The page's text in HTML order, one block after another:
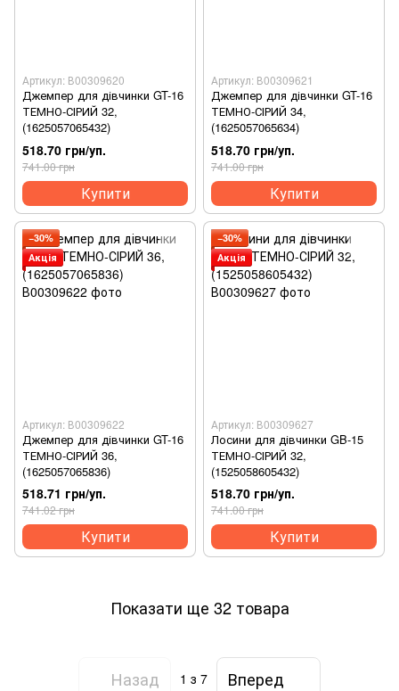
Артикул: В00309620
Джемпер для дівчинки GT-16
ТЕМНО-СІРИЙ 32,
(1625057065432)
518.70 грн/уп.
741.00 грн
Купити
Артикул: В00309621
Джемпер для дівчинки GT-16
ТЕМНО-СІРИЙ 34,
(1625057065634)
518.70 грн/уп.
741.00 грн
Купити
−30%
Акція
Артикул: В00309622
Джемпер для дівчинки GT-16
ТЕМНО-СІРИЙ 36,
(1625057065836)
518.71 грн/уп.
741.02 грн
Купити
−30%
Акція
Артикул: В00309627
Лосини для дівчинки GB-15
ТЕМНО-СІРИЙ 32,
(1525058605432)
518.70 грн/уп.
741.00 грн
Купити
Показати ще 32 товара
Назад 1 з 7 Вперед